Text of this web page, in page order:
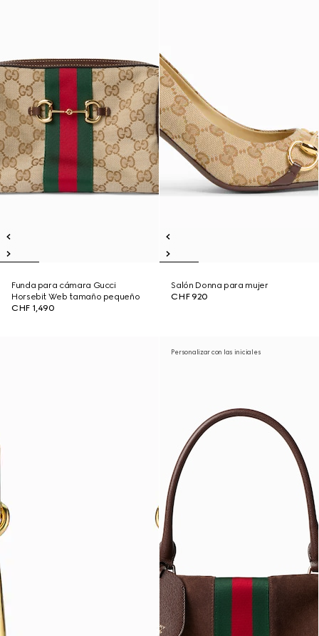
Funda para cámara Gucci
Horsebit Web tamaño pequeño
CHF 1,490
Salón Donna para mujer
CHF 920
Personalizar con las iniciales